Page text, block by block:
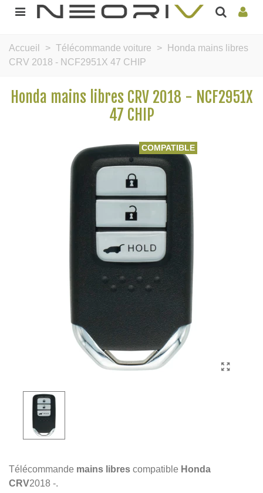
Accueil > Télécommande voiture >
Honda mains libres
CRV 2018 - NCF2951X 47 CHIP
Honda mains libres CRV 2018 - NCF2951X
47 CHIP
COMPATIBLE
Télécommande mains libres compatible Honda
CRV2018 -.